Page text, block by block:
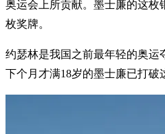
奥运会上所贡献。墨士廉的这枚
枚奖牌。
约瑟林是我国之前最年轻的奥运
下个月才满18岁的墨士廉已打破